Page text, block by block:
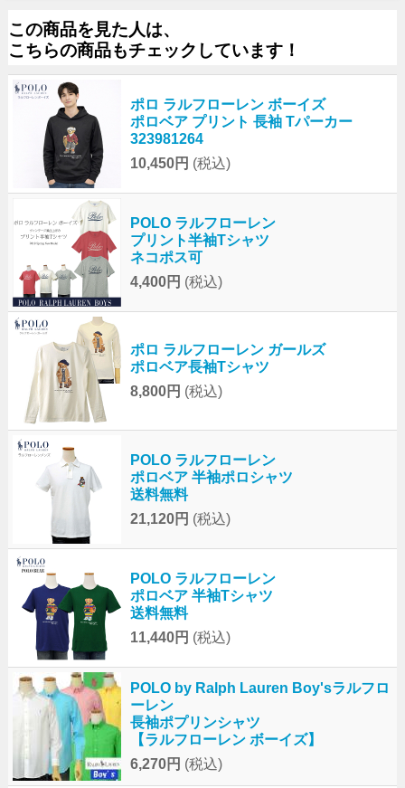
この商品を見た人は、
こちらの商品もチェックしています！
ポロ ラルフローレン ボーイズ
ポロベア プリント 長袖 Tパーカー
323981264
10,450円 (税込)
POLO ラルフローレン
プリント半袖Tシャツ
ネコポス可
4,400円 (税込)
ポロ ラルフローレン ガールズ
ポロベア長袖Tシャツ
8,800円 (税込)
POLO ラルフローレン
ポロベア 半袖ポロシャツ
送料無料
21,120円 (税込)
POLO ラルフローレン
ポロベア 半袖Tシャツ
送料無料
11,440円 (税込)
POLO by Ralph Lauren Boy'sラルフロ
ーレン
長袖ポプリンシャツ
【ラルフローレン ボーイズ】
6,270円 (税込)